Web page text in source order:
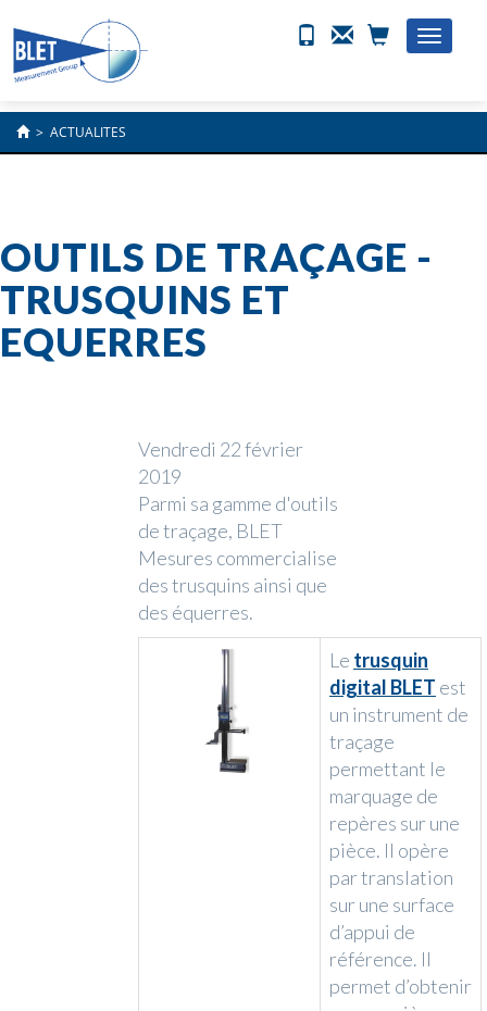
Toggle
> ACTUALITES
OUTILS DE TRAÇAGE -
TRUSQUINS ET
EQUERRES
Vendredi 22 février
2019
Parmi sa gamme d'outils
de traçage, BLET
Mesures commercialise
des trusquins ainsi que
des équerres.
Le trusquin
digital BLET est
un instrument de
traçage
permettant le
marquage de
repères sur une
pièce. Il opère
par translation
sur une surface
d’appui de
référence. Il
permet d’obtenir